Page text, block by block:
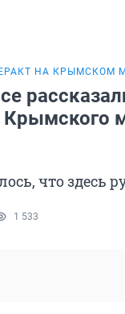
НА КРЫМСКОМ
Крымского
что здесь
1 533